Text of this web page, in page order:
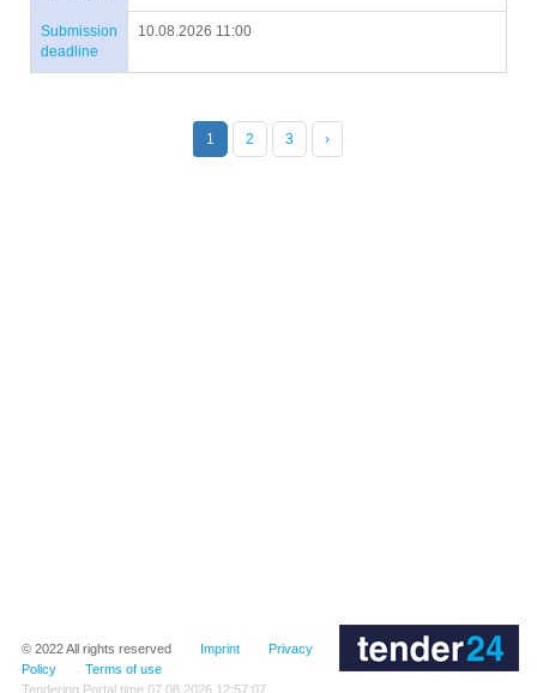
Submission
deadline
10.08.2026 11:00
1 2 3 ›
© 2022All rights reserved Imprint
Privacy
Policy
Terms of use
Tendering Portal time 07.08.2026 12:57:07